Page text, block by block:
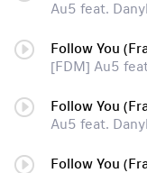
Au5 feat.
[FDM] Au5
Follow You
Au5 feat.